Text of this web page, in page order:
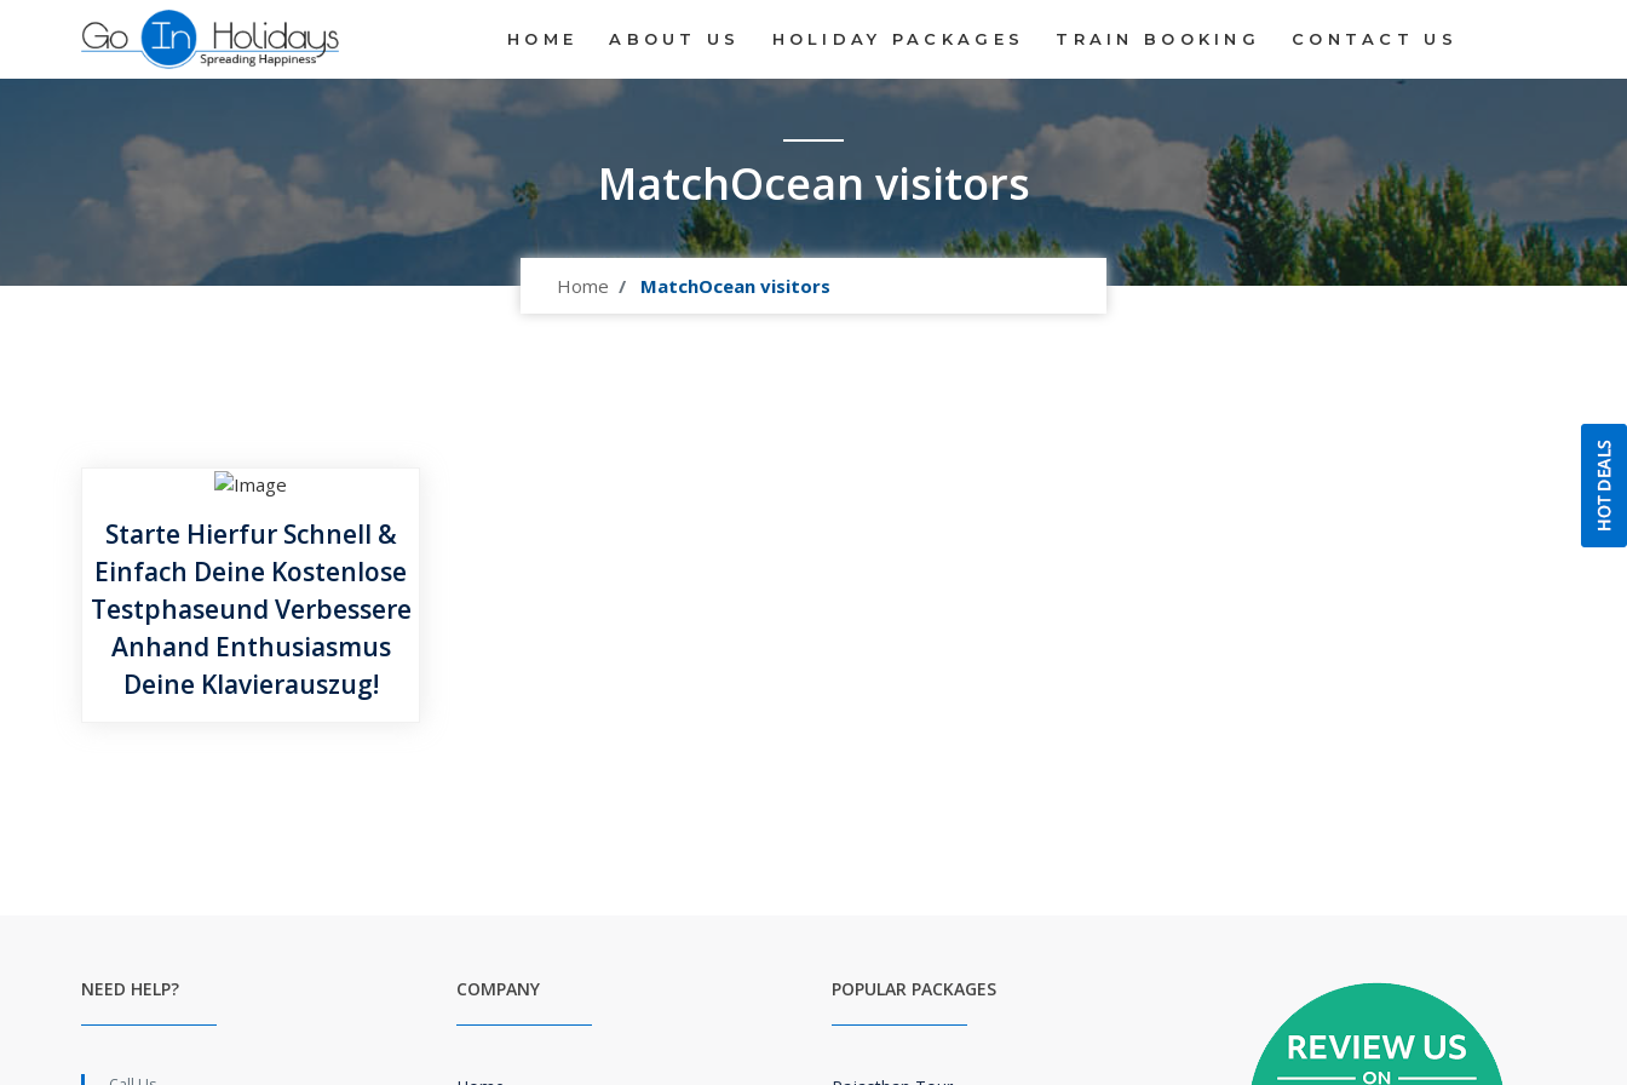
HOME ABOUT US HOLIDAY PACKAGES TRAIN BOOKING CONTACT US
MatchOcean visitors
Home MatchOcean visitors
Starte Hierfur Schnell &
Einfach Deine Kostenlose
Testphaseund Verbessere
Anhand Enthusiasmus
Deine Klavierauszug!
NEED HELP? COMPANY POPULAR PACKAGES